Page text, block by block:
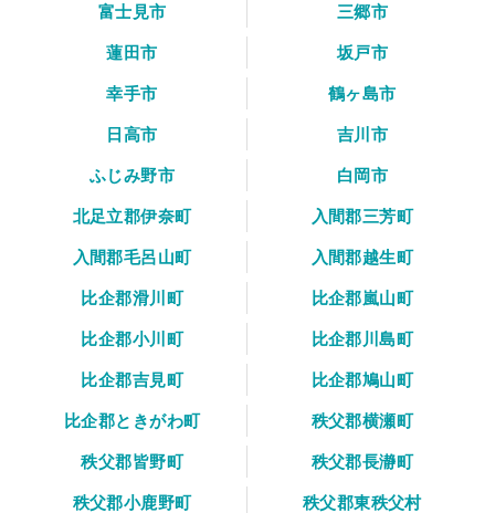
富士見市
三郷市
蓮田市
坂戸市
幸手市
鶴ヶ島市
日高市
吉川市
ふじみ野市
白岡市
北足立郡伊奈町
入間郡三芳町
入間郡毛呂山町
入間郡越生町
比企郡滑川町
比企郡嵐山町
比企郡小川町
比企郡川島町
比企郡吉見町
比企郡鳩山町
比企郡ときがわ町
秩父郡横瀬町
秩父郡皆野町
秩父郡長瀞町
秩父郡小鹿野町
秩父郡東秩父村